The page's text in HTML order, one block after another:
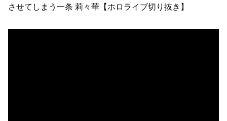
させてしまう一条 莉々華【ホロライブ切り抜き】